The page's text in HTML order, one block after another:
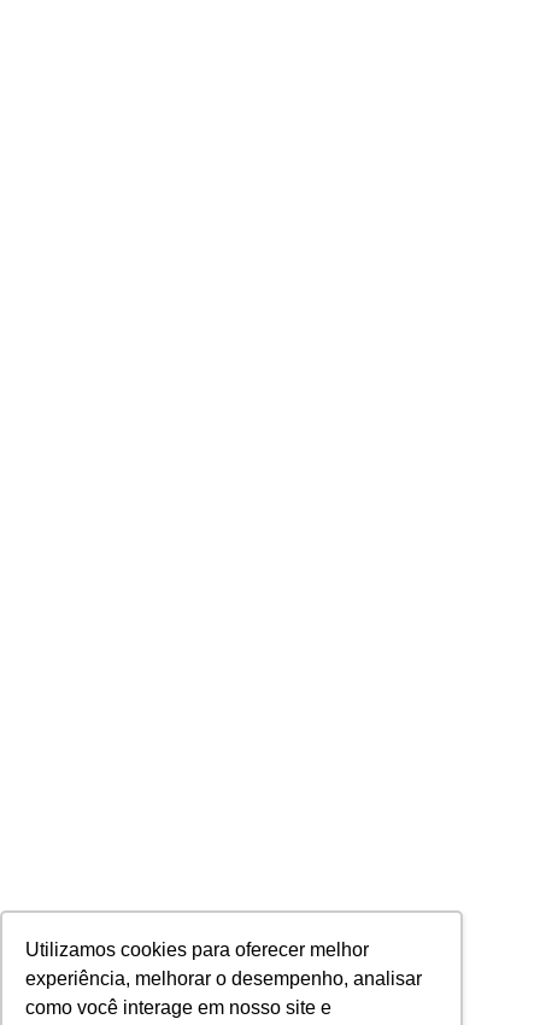
Utilizamos cookies para oferecer melhor
experiência, melhorar o desempenho, analisar
como você interage em nosso site e